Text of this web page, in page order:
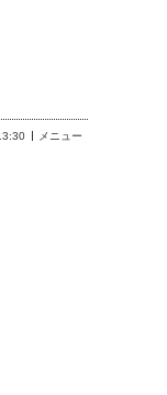
メニュー